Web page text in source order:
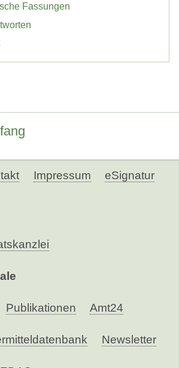
Fassungen
Impressum eSignatur
Publikationen Amt24
Newsletter